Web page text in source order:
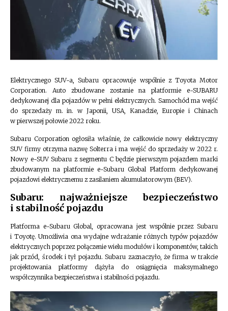
Elektrycznego SUV-a, Subaru opracowuje wspólnie z Toyota Motor
Corporation. Auto zbudowane zostanie na platformie e-SUBARU
dedykowanej dla pojazdów w pełni elektrycznych. Samochód ma wejść
do sprzedaży m. in. w Japonii, USA, Kanadzie, Europie i Chinach
w pierwszej połowie 2022 roku.
Subaru Corporation ogłosiła właśnie, że całkowicie nowy elektryczny
SUV firmy otrzyma nazwę Solterra i ma wejść do sprzedaży w 2022 r.
Nowy e-SUV Subaru z segmentu C będzie pierwszym pojazdem marki
zbudowanym na platformie e-Subaru Global Platform dedykowanej
pojazdowi elektrycznemu z zasilaniem akumulatorowym (BEV).
Subaru: najważniejsze bezpieczeństwo
i stabilność pojazdu
Platforma e-Subaru Global, opracowana jest wspólnie przez Subaru
i Toyotę. Umożliwia ona wydajne wdrażanie różnych typów pojazdów
elektrycznych poprzez połączenie wielu modułów i komponentów, takich
jak przód, środek i tył pojazdu. Subaru zaznaczyło, że firma w trakcie
projektowania platformy dążyła do osiągnięcia maksymalnego
współczynnika bezpieczeństwa i stabilności pojazdu.